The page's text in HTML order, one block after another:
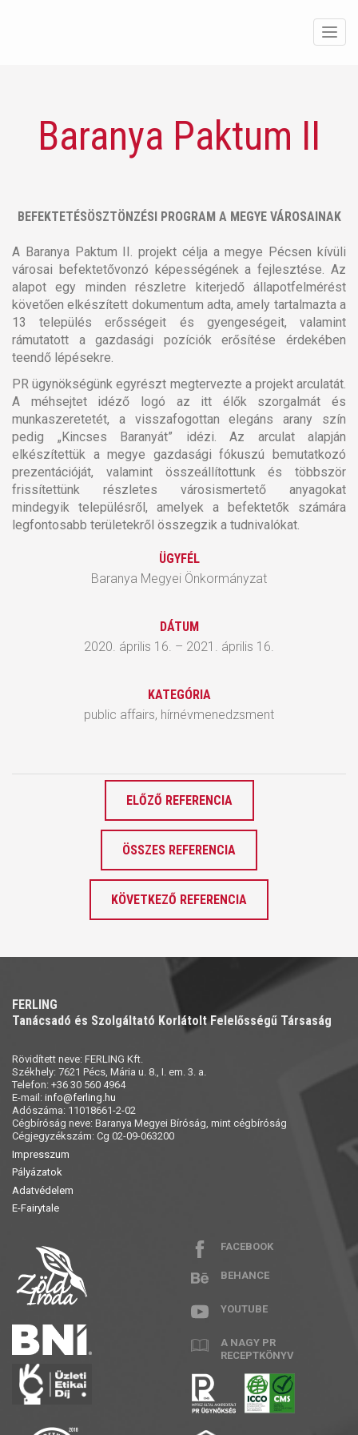
Baranya Paktum II
BEFEKTETÉSÖSZTÖNZÉSI PROGRAM A MEGYE VÁROSAINAK
A Baranya Paktum II. projekt célja a megye Pécsen kívüli
városai befektetővonzó képességének a fejlesztése. Az
alapot egy minden részletre kiterjedő állapotfelmérést
követően elkészített dokumentum adta, amely tartalmazta a
13 település erősségeit és gyengeségeit, valamint
rámutatott a gazdasági pozíciók erősítése érdekében
teendő lépésekre.
PR ügynökségünk egyrészt megtervezte a projekt arculatát.
A méhsejtet idéző logó az itt élők szorgalmát és
munkaszeretetét, a visszafogottan elegáns arany szín
pedig „Kincses Baranyát” idézi. Az arculat alapján
elkészítettük a megye gazdasági fókuszú bemutatkozó
prezentációját, valamint összeállítottunk és többször
frissítettünk részletes városismertető anyagokat
mindegyik településről, amelyek a befektetők számára
legfontosabb területekről összegzik a tudnivalókat.
ÜGYFÉL
Baranya Megyei Önkormányzat
DÁTUM
2020. április 16. – 2021. április 16.
KATEGÓRIA
public affairs, hírnévmenedzsment
ELŐZŐ REFERENCIA
ÖSSZES REFERENCIA
KÖVETKEZŐ REFERENCIA
FERLING
Tanácsadó és Szolgáltató Korlátolt Felelősségű Társaság
Rövidített neve: FERLING Kft.
Székhely: 7621 Pécs, Mária u. 8., I. em. 3. a.
Telefon: +36 30 560 4964
E-mail: info@ferling.hu
Adószáma: 11018661-2-02
Cégbíróság neve: Baranya Megyei Bíróság, mint cégbíróság
Cégjegyzékszám: Cg 02-09-063200
Impresszum
Pályázatok
Adatvédelem
E-Fairytale
FACEBOOK
BEHANCE
YOUTUBE
A NAGY PR
RECEPTKÖNYV